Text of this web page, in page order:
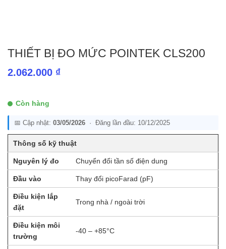
THIẾT BỊ ĐO MỨC POINTEK CLS200
2.062.000 ₫
Còn hàng
📅 Cập nhật: 03/05/2026 · Đăng lần đầu: 10/12/2025
Thông số kỹ thuật
Nguyên lý đo Chuyển đổi tần số điện dung
Đầu vào Thay đổi picoFarad (pF)
Điều kiện lắp
đặt
Trong nhà / ngoài trời
Điều kiện môi
trường
-40 – +85°C